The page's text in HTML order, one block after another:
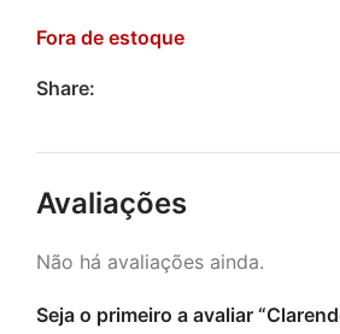
Fora de estoque
Share:
Avaliações
Não há avaliações ainda.
Seja o primeiro a avaliar